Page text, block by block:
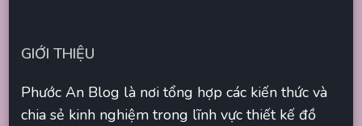
GIỚI THIỆU
Phước An Blog là nơi tổng hợp các kiến thức và
chia sẻ kinh nghiệm trong lĩnh vực thiết kế đồ